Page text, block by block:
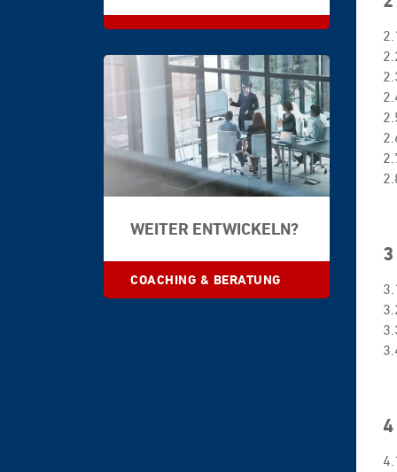
PeopleImages.com
#1429960
WEITER ENTWICKELN?
COACHING & BERATUNG
3